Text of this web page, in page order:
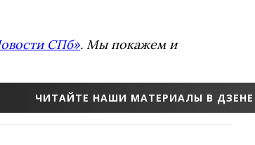
СПб». Мы покажем и
ЧИТАЙТЕ НАШИ МАТЕРИАЛЫ В ДЗЕНЕ